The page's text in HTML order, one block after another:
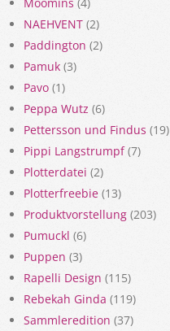
Moomins (4)
NAEHVENT (2)
Paddington (2)
Pamuk (3)
Pavo (1)
Peppa Wutz (6)
Pettersson und Findus (19)
Pippi Langstrumpf(7)
Plotterdatei (2)
Plotterfreebie (13)
Produktvorstellung (203)
Pumuckl (6)
Puppen (3)
Rapelli Design (115)
Rebekah Ginda (119)
Sammleredition (37)